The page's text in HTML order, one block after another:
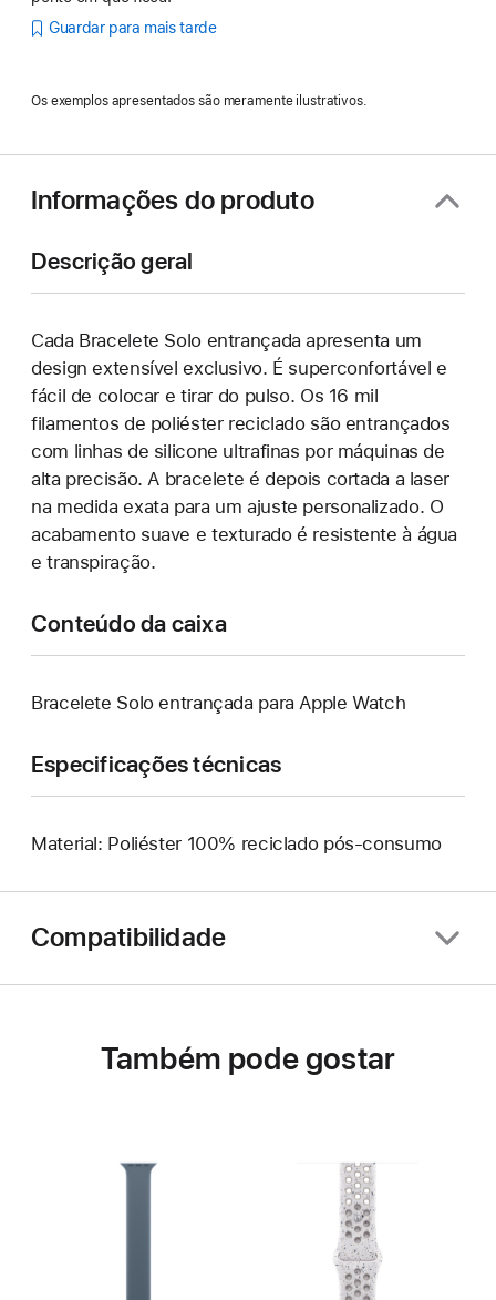
Guardar para mais tarde
Os exemplos apresentados são meramente ilustrativos.
Informações do produto
Descrição geral
Cada Bracelete Solo entrançada apresenta um
design extensível exclusivo. É superconfortável e
fácil de colocar e tirar do pulso. Os 16 mil
filamentos de poliéster reciclado são entrançados
com linhas de silicone ultrafinas por máquinas de
alta precisão. A bracelete é depois cortada a laser
na medida exata para um ajuste personalizado. O
acabamento suave e texturado é resistente à água
e transpiração.
Conteúdo da caixa
Bracelete Solo entrançada para Apple Watch
Especificações técnicas
Material: Poliéster 100% reciclado pós-consumo
Compatibilidade
Também pode gostar